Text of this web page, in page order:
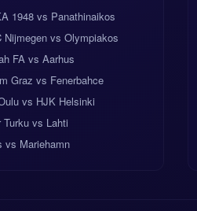
1948 vs Panathinaikos
Nijmegen vs Olympiakos
FA vs Aarhus
Graz vs Fenerbahce
vs HJK Helsinki
Turku vs Lahti
vs Mariehamn